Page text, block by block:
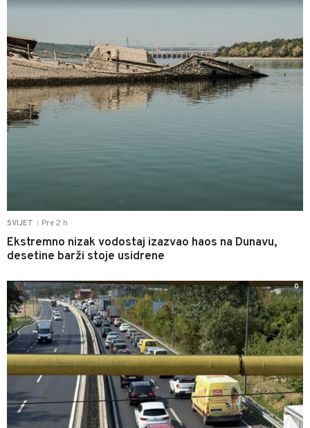
SVIJET Pre 2 h
Ekstremno nizak vodostaj izazvao haos na Dunavu,
desetine barži stoje usidrene
0